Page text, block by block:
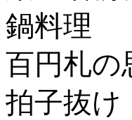
鍋料理
百円札の
拍子抜け